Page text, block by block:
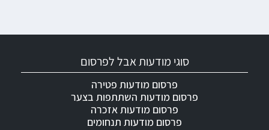
סוגי מודעות אבל לפרסום
פרסום מודעות פטירה
פרסום מודעות השתתפות בצער
פרסום מודעות אזכרה
פרסום מודעות תנחומים